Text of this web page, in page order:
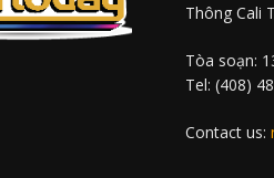
Thông Cali
Tòa soạn:
Tel: (408)
Contact us: